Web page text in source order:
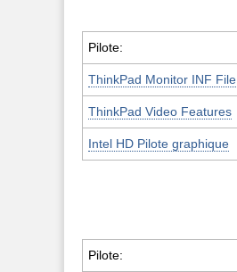
Pilote:
ThinkPad Monitor INF File
ThinkPad Video Features
Intel HD Pilote graphique
Pilote: